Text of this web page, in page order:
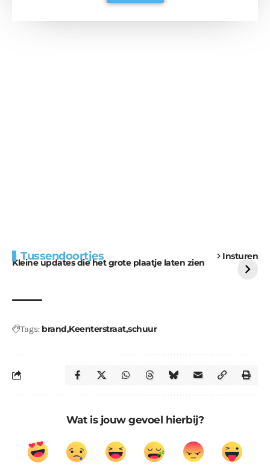
Tussendoortjes Insturen
Kleine updates die het grote plaatje laten zien
voor kabouters
uitdaging
Tags: brand Keenterstraatschuur
Wat is jouw gevoel hierbij?